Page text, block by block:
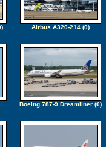
Airbus A320-214(0)
Boeing 787-9 Dreamliner(0)